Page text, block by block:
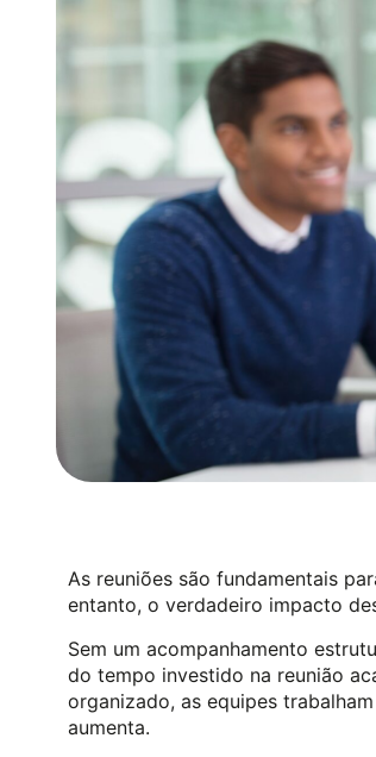
As reuniões são fundamentais
entanto, o verdadeiro impacto
Sem um acompanhamento
do tempo investido na reunião
organizado, as equipes
aumenta.